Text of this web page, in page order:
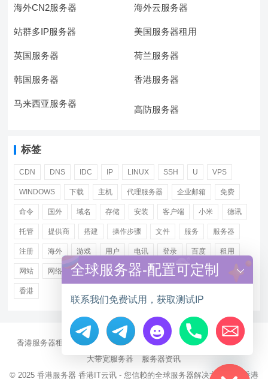
海外CN2服务器 海外云服务器
站群多IP服务器 美国服务器租用
英国服务器 荷兰服务器
韩国服务器 香港服务器
马来西亚服务器
高防服务器
标签
CDN DNS IDC IP LINUX SSH U VPS
WINDOWS 下载 主机 代理服务器 企业邮箱 免费
命令 国外 域名 存储 安装 客户端 小米 德讯
托管 提供商 搭建 操作步骤 文件 服务 服务器
注册 海外 游戏 用户 电讯 登录 百度 租用
网站 网络 腾讯 虚拟主机 证书 配置 阿里
香港
香港服务器租用 海外CN2服务器 站群多IP服务器
海外云服务器
大带宽服务器
服务器资讯
© 2025 香港服务器 香港IT云讯 - 您信赖的全球服务器解决方案伙伴 香港
Hide chaty
全球服务器-配置可定制
联系我们免费试用，获取测试IP